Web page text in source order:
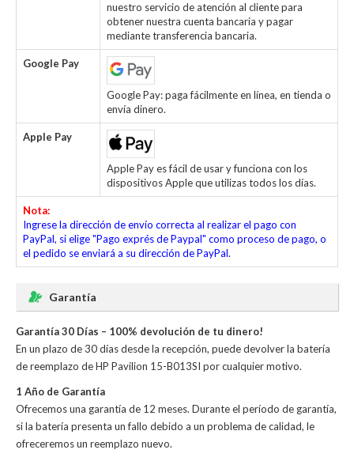
nuestro servicio de atención al cliente para
obtener nuestra cuenta bancaria y pagar
mediante transferencia bancaria.
Google Pay
Google Pay: paga fácilmente en línea, en tienda o
envía dinero.
Apple Pay
Apple Pay es fácil de usar y funciona con los
dispositivos Apple que utilizas todos los días.
Nota:
Ingrese la dirección de envío correcta al realizar el pago con
PayPal, si elige "Pago exprés de Paypal" como proceso de pago, o
el pedido se enviará a su dirección de PayPal.
Garantía
Garantía 30 Días – 100% devolución de tu dinero!
En un plazo de 30 días desde la recepción, puede devolver la batería
de reemplazo de HP Pavilion 15-B013SI por cualquier motivo.
1 Año de Garantía
Ofrecemos una garantía de 12 meses. Durante el período de garantía,
si la batería presenta un fallo debido a un problema de calidad, le
ofreceremos un reemplazo nuevo.